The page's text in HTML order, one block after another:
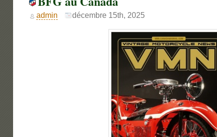
admin décembre 15th, 2025